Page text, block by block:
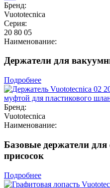
Бренд:
Vuototecnica
Серия:
20 80 05
Наименование:
Держатели для
Подробнее
Бренд:
Vuototecnica
Наименование:
Базовые держатели
присосок
Подробнее